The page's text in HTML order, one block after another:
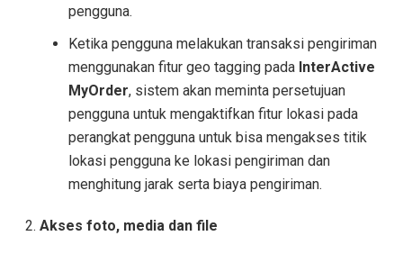
pengguna.
Ketika pengguna melakukan transaksi pengiriman
menggunakan fitur geo tagging pada InterActive
MyOrder, sistem akan meminta persetujuan
pengguna untuk mengaktifkan fitur lokasi pada
perangkat pengguna untuk bisa mengakses titik
lokasi pengguna ke lokasi pengiriman dan
menghitung jarak serta biaya pengiriman.
Akses foto, media dan file